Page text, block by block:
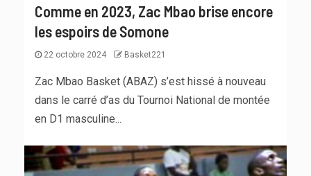
Comme en 2023, Zac Mbao brise encore
les espoirs de Somone
22 octobre 2024 Basket221
Zac Mbao Basket (ABAZ) s’est hissé à nouveau
dans le carré d’as du Tournoi National de montée
en D1 masculine...